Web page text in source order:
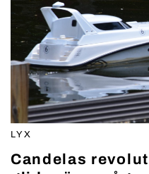
LYX
Candelas